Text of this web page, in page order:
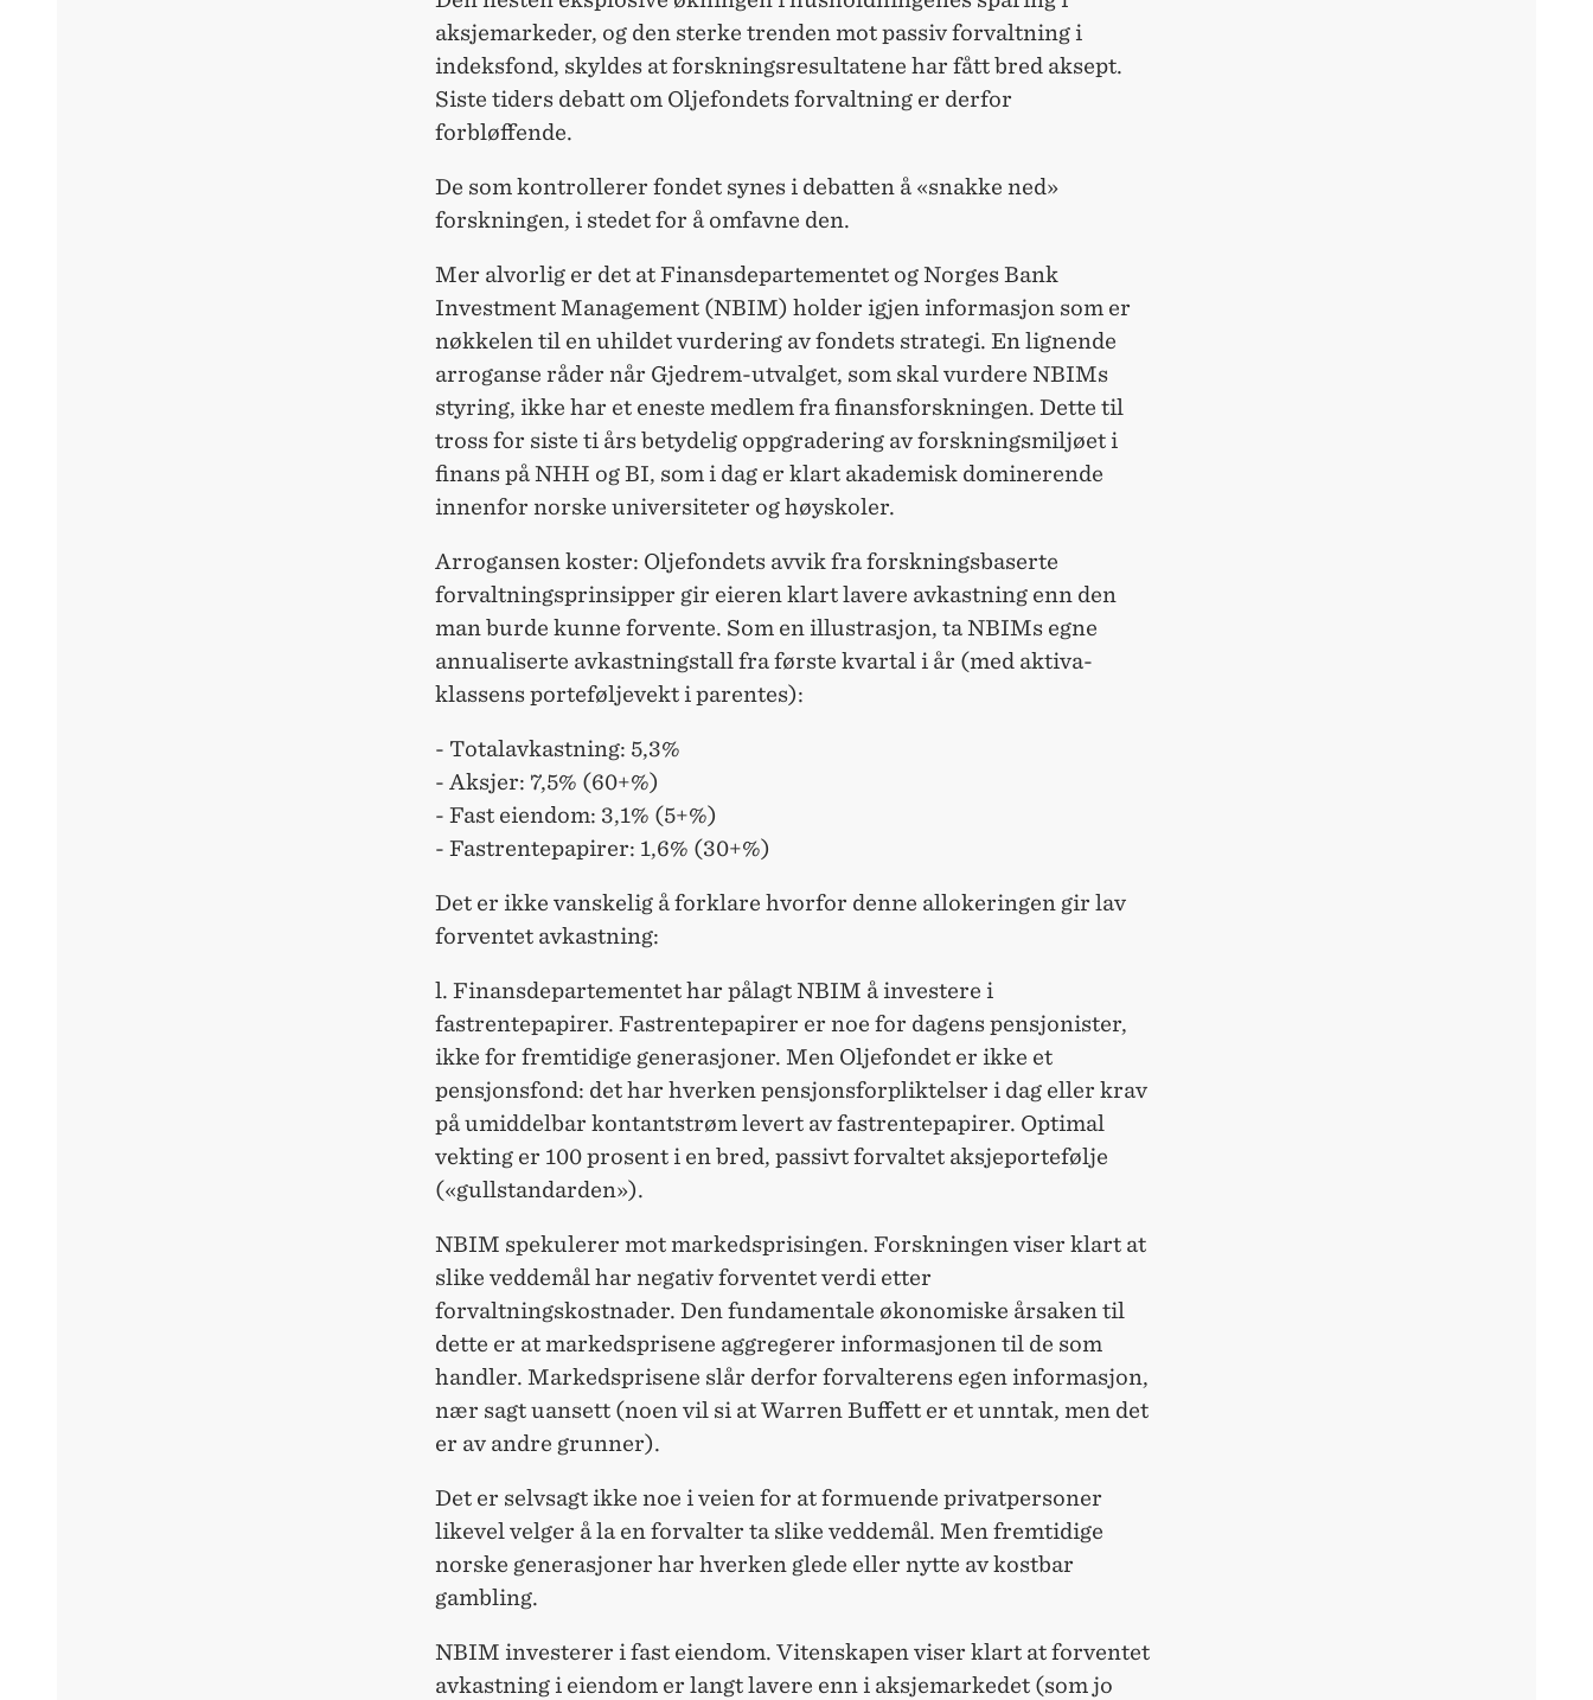
aksjemarkeder, og den sterke trenden mot passiv forvaltning i
indeksfond, skyldes at forskningsresultatene har fått bred aksept.
Siste tiders debatt om Oljefondets forvaltning er derfor
forbløffende.
De som kontrollerer fondet synes i debatten å «snakke ned»
forskningen, i stedet for å omfavne den.
Mer alvorlig er det at Finansdepartementet og Norges Bank
Investment Management (NBIM) holder igjen informasjon som er
nøkkelen til en uhildet vurdering av fondets strategi. En lignende
arroganse råder når Gjedrem-utvalget, som skal vurdere NBIMs
styring, ikke har et eneste medlem fra finansforskningen. Dette til
tross for siste ti års betydelig oppgradering av forskningsmiljøet i
finans påNHH og BI, som i dag er klart akademisk dominerende
innenfor norske universiteter oghøyskoler.
Arrogansen koster: Oljefondets avvik fra forskningsbaserte
forvaltningsprinsipper gir eieren klart lavere avkastning enn den
man burde kunne forvente. Som en illustrasjon, ta NBIMs egne
annualiserte avkastningstall fra første kvartal i år (med aktiva-
klassens porteføljevekt i parentes):
- Totalavkastning: 5,3%
- Aksjer: 7,5% (60+%)
- Fast eiendom: 3,1% (5+%)
- Fastrentepapirer: 1,6% (30+%)
Det er ikke vanskelig å forklare hvorfor denne allokeringen gir lav
forventet avkastning:
l. Finansdepartementet har pålagt NBIM å investere i
fastrentepapirer. Fastrentepapirer er noe for dagens pensjonister,
ikke for fremtidige generasjoner. Men Oljefondet er ikke et
pensjonsfond: det har hverken pensjonsforpliktelser i dag eller krav
på umiddelbar kontantstrøm levert av fastrentepapirer. Optimal
vekting er 100 prosent i en bred, passivt forvaltet aksjeportefølje
(«gullstandarden»).
NBIM spekulerer mot markedsprisingen. Forskningen viser klart at
slike veddemål har negativ forventet verdi etter
forvaltningskostnader. Den fundamentale økonomiske årsaken til
dette er at markedsprisene aggregerer informasjonen til de som
handler. Markedsprisene slår derfor forvalterens egen informasjon,
nær sagt uansett (noen vil si at Warren Buffett er et unntak, men det
er av andre grunner).
Det er selvsagt ikke noe i veien for at formuende privatpersoner
likevel velger å la en forvalter ta slike veddemål. Men fremtidige
norske generasjoner har hverken glede eller nytte av kostbar
gambling.
NBIM investerer i fast eiendom. Vitenskapen viser klart at forventet
avkastning i eiendom er langt lavere enn i aksjemarkedet (som jo